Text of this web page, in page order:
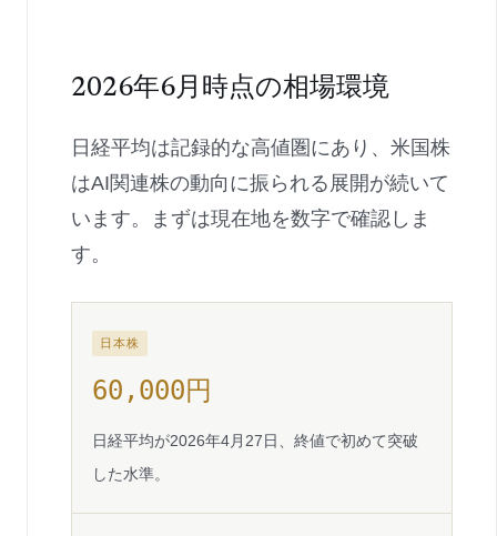
2026年6月時点の相場環境
日経平均は記録的な高値圏にあり、米国株
はAI関連株の動向に振られる展開が続いて
います。まずは現在地を数字で確認しま
す。
日本株
60,000円
日経平均が2026年4月27日、終値で初めて突破
した水準。